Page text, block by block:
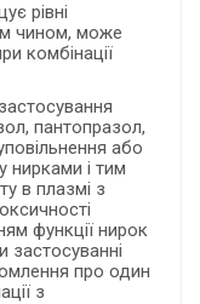
рівні
чином, може
комбінації
пантопразол,
або
нирками і тим
в плазмі з
функції нирок
застосуванні
про один
з